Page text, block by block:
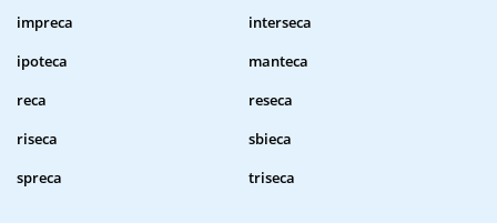
impreca
interseca
ipoteca
manteca
reca
reseca
riseca
sbieca
spreca
triseca